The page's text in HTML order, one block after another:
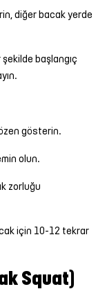
diğer bacak yerde
başlangıç
gösterin.
olun.
zorluğu
için 10-12 tekrar
Squat)